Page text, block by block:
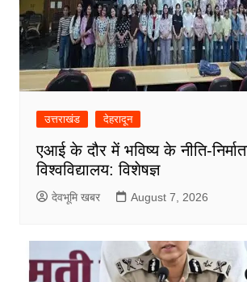
उत्तराखंड देहरादून
एआई के दौर में भविष्य के नीति-
विश्वविद्यालय: विशेषज्ञ
देवभूमि खबर August 7, 2026